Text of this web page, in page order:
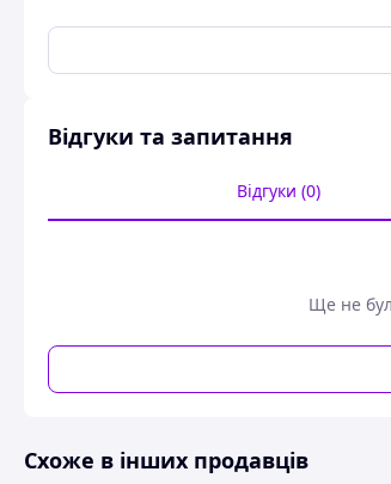
Кількість повітряних камер
1
Тип
Розкладне спальне місце
Кількість посадочних місць
1
660 мм
зручне під час використання.
Відгуки та запитання
Відгуки (0)
Ще не
Схоже в інших продавців